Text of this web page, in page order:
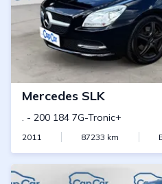
Mercedes SLK
. - 200 184 7G-Tronic+
2011 87233 km